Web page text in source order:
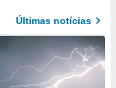
Últimas notícias